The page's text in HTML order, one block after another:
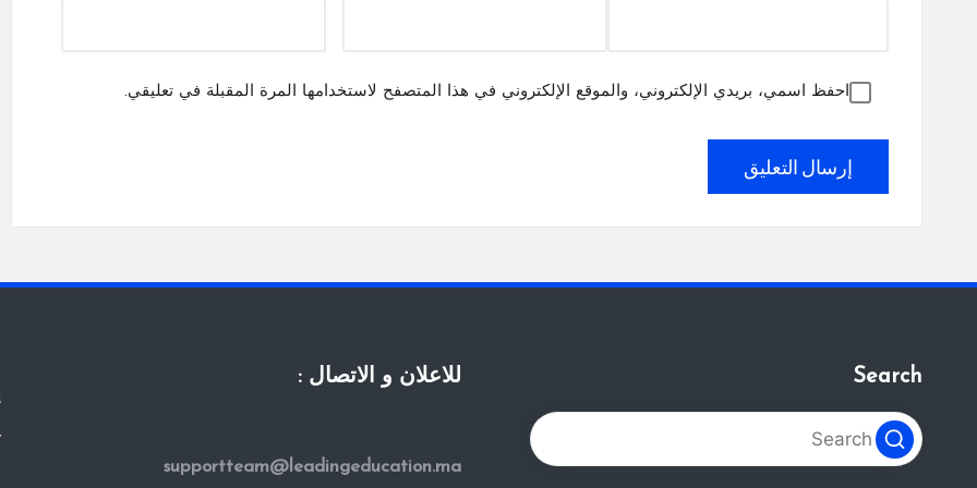
احفظ اسمي، بريدي الإلكتروني، والموقع الإلكتروني في هذا المتصفح لاستخدامها المرة المقبلة في تعليقي.
Search للاعلان و الاتصال :
supportteam@leadingeducation.ma